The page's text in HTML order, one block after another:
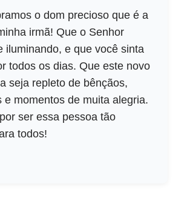
o dom precioso que é a
irmã! Que o Senhor
iluminando, e que você sinta
todos os dias. Que este novo
seja repleto de bênçãos,
e momentos de muita alegria.
ser essa pessoa tão
todos!